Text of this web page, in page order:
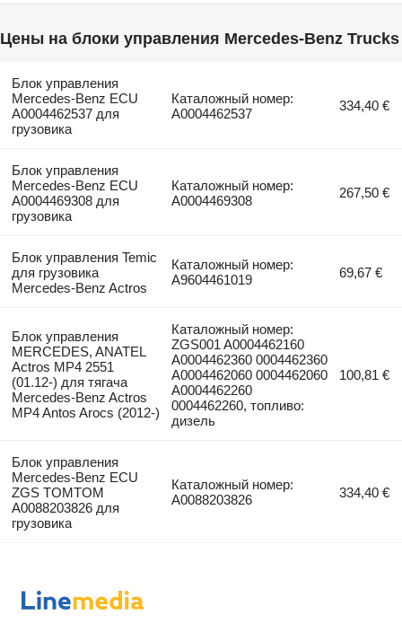
Цены на блоки управления Mercedes-Benz Trucks
Блок управления
Mercedes-Benz ECU
A0004462537 для
грузовика
Каталожный номер:
A0004462537
334,40 €
Блок управления
Mercedes-Benz ECU
A0004469308 для
грузовика
Каталожный номер:
A0004469308
267,50 €
Блок управления Temic
для грузовика
Mercedes-Benz Actros
Каталожный номер:
A9604461019
69,67 €
Блок управления
MERCEDES, ANATEL
Actros MP4 2551
(01.12-) для тягача
Mercedes-Benz Actros
MP4 Antos Arocs (2012-)
Каталожный номер:
ZGS001 A0004462160
A0004462360 0004462360
A0004462060 0004462060
A0004462260
0004462260, топливо:
дизель
100,81 €
Блок управления
Mercedes-Benz ECU
ZGS TOMTOM
A0088203826 для
грузовика
Каталожный номер:
A0088203826
334,40 €